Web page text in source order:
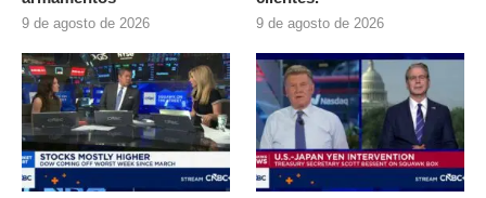
9 de agosto de 2026 9 de agosto de 2026